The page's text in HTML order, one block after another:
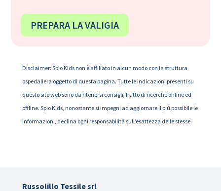
PREPARA LA VALIGIA
Disclaimer: Spio Kids non è affiliato in alcun modo con la struttura
ospedaliera oggetto di questa pagina. Tutte le indicazioni presenti su
questo sito web sono da ritenersi consigli, frutto di ricerche online ed
offline. Spio Kids, nonostante si impegni ad aggiornare il più possibile le
informazioni, declina ogni responsabilità sull’esattezza delle stesse.
Russolillo Tessile srl